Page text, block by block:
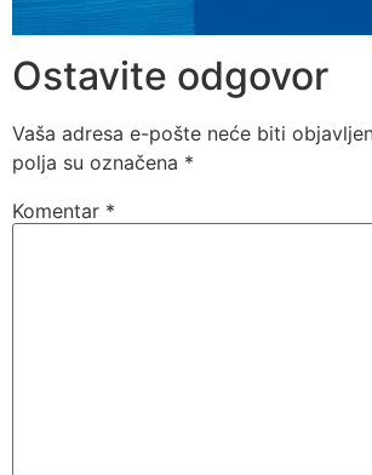
Ostavite odgovor
Vaša adresa e-pošte neće biti
polja su označena *
Komentar *